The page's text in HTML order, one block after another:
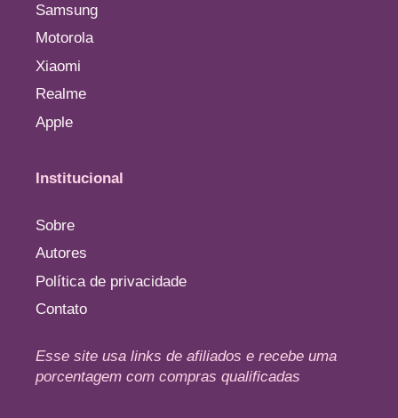
Samsung
Motorola
Xiaomi
Realme
Apple
Institucional
Sobre
Autores
Política de privacidade
Contato
Esse site usa links de afiliados e recebe uma
porcentagem com compras qualificadas